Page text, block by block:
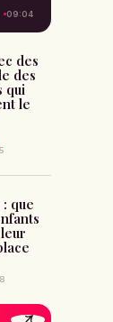
09:04
des
des
qui
le
: que